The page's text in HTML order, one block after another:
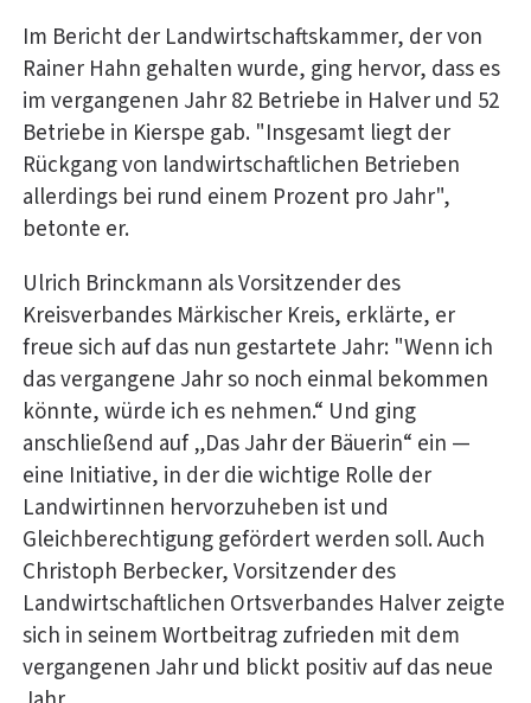
Im Bericht der Landwirtschaftskammer, der von
Rainer Hahn gehalten wurde, ging hervor, dass es
im vergangenen Jahr 82 Betriebe in Halver und 52
Betriebe in Kierspe gab. "Insgesamt liegt der
Rückgang von landwirtschaftlichen Betrieben
allerdings bei rund einem Prozent pro Jahr",
betonte er.
Ulrich Brinckmann als Vorsitzender des
Kreisverbandes Märkischer Kreis, erklärte, er
freue sich auf das nun gestartete Jahr: "Wenn ich
das vergangene Jahr so noch einmal bekommen
könnte, würde ich es nehmen.“ Und ging
anschließend auf „Das Jahr der Bäuerin“ ein —
eine Initiative, in der die wichtige Rolle der
Landwirtinnen hervorzuheben ist und
Gleichberechtigung gefördert werden soll. Auch
Christoph Berbecker, Vorsitzender des
Landwirtschaftlichen Ortsverbandes Halver zeigte
sich in seinem Wortbeitrag zufrieden mit dem
vergangenen Jahr und blickt positiv auf das neue